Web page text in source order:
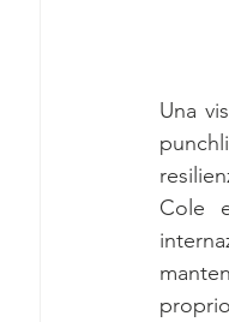
Una
Cole